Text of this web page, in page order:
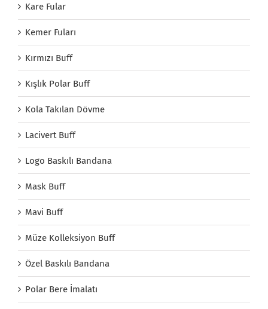
Kare Fular
Kemer Fuları
Kırmızı Buff
Kışlık Polar Buff
Kola Takılan Dövme
Lacivert Buff
Logo Baskılı Bandana
Mask Buff
Mavi Buff
Müze Kolleksiyon Buff
Özel Baskılı Bandana
Polar Bere İmalatı